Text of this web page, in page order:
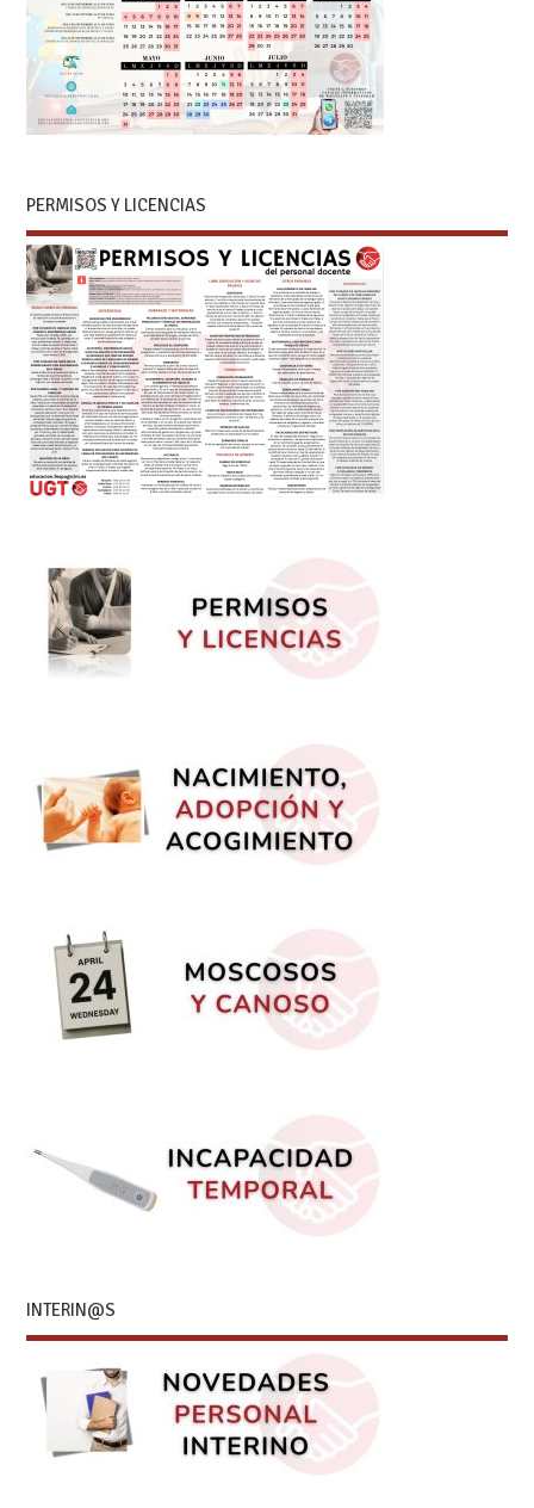
PERMISOS Y LICENCIAS
INTERIN@S